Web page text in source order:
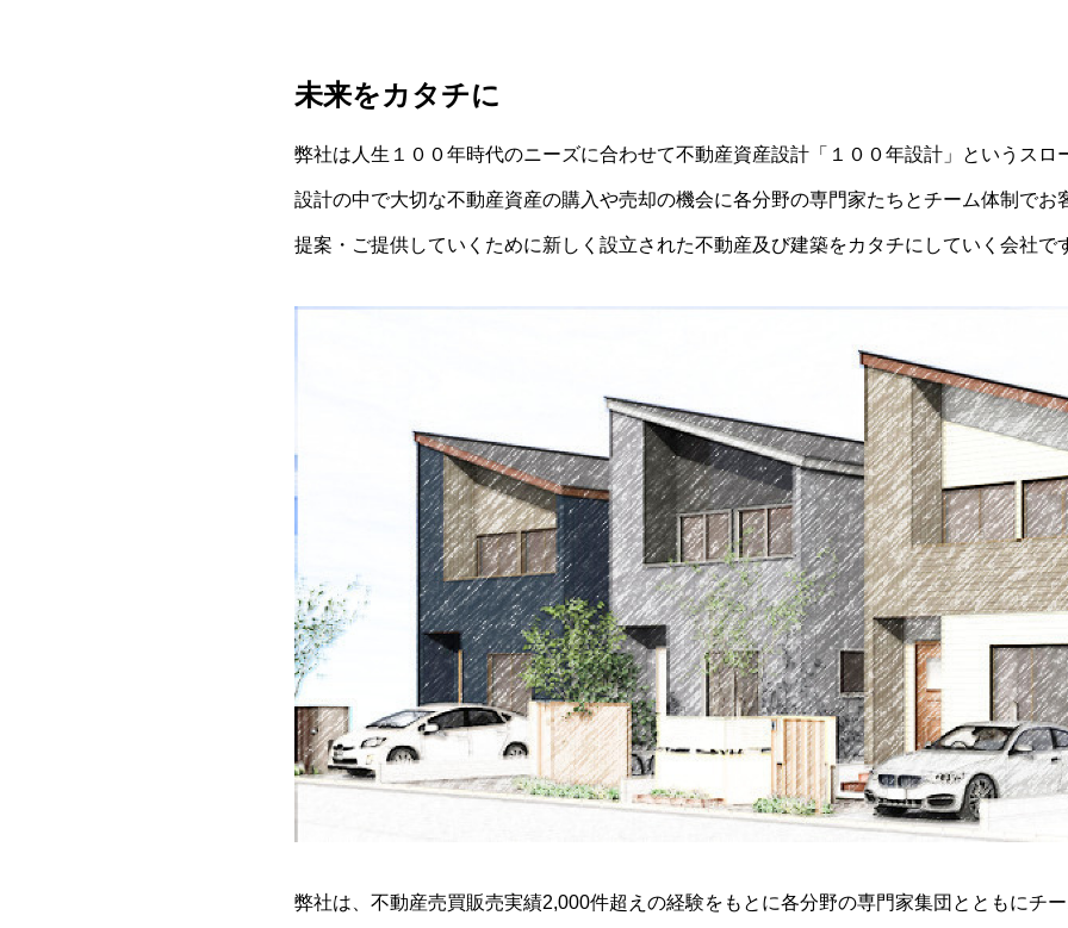
未来をカタチに
弊社は人生１００年時代のニーズに合わせて不動産資産設計「１００年設計」というスロ
設計の中で大切な不動産資産の購入や売却の機会に各分野の専門家たちとチーム体制でお
提案・ご提供していくために新しく設立された不動産及び建築をカタチにしていく会社で
弊社は、不動産売買販売実績2,000件超えの経験をもとに各分野の専門家集団とともにチ